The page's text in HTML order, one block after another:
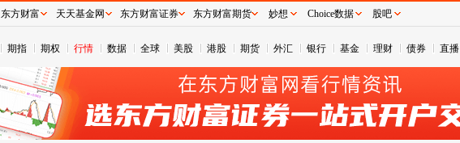
期指 期权 行情 数据 全球 美股 港股 期货 外汇 银行 基金 理财 债券 直播
东方财富 天天基金网 东方财富证券 东方财富期货 妙想 Choice数据 股吧